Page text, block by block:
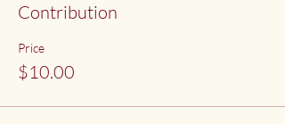
Contribution
Price
$10.00